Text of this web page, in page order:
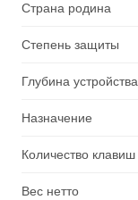
Страна родина
Степень защиты
Глубина устройства
Назначение
Количество клавиш
Вес нетто